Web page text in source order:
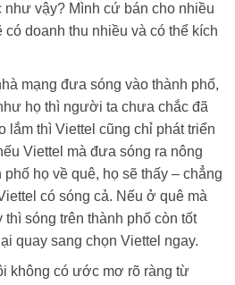
như vậy? Mình cứ bán cho nhiều
doanh thu nhiều và có thể kích
mạng đưa sóng vào thành phố,
họ thì người ta chưa chắc đã
lắm thì Viettel cũng chỉ phát triển
Viettel mà đưa sóng ra nông
họ về quê, họ sẽ thấy – chẳng
có sóng cả. Nếu ở quê mà
sóng trên thành phố còn tốt
quay sang chọn Viettel ngay.
không có ước mơ rõ ràng từ